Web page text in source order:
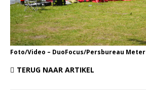
Foto/Video – DuoFocus/Persbureau Meter
TERUG NAAR ARTIKEL